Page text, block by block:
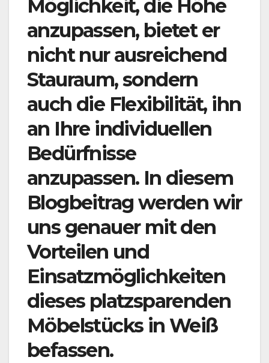
Möglichkeit, die Höhe
anzupassen, bietet er
nicht nur ausreichend
Stauraum, sondern
auch die Flexibilität, ihn
an Ihre individuellen
Bedürfnisse
anzupassen. In diesem
Blogbeitrag werden wir
uns genauer mit den
Vorteilen und
Einsatzmöglichkeiten
dieses platzsparenden
Möbelstücks in Weiß
befassen.